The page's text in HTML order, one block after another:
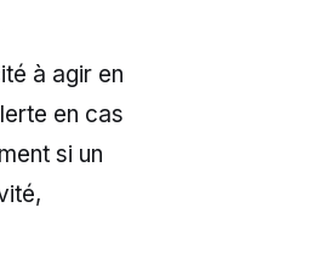
à agir en
en cas
si un